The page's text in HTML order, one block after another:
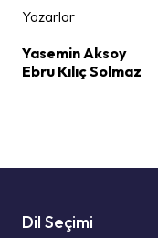
Yazarlar
Yasemin Aksoy
Ebru Kılıç Solmaz
Dil Seçimi